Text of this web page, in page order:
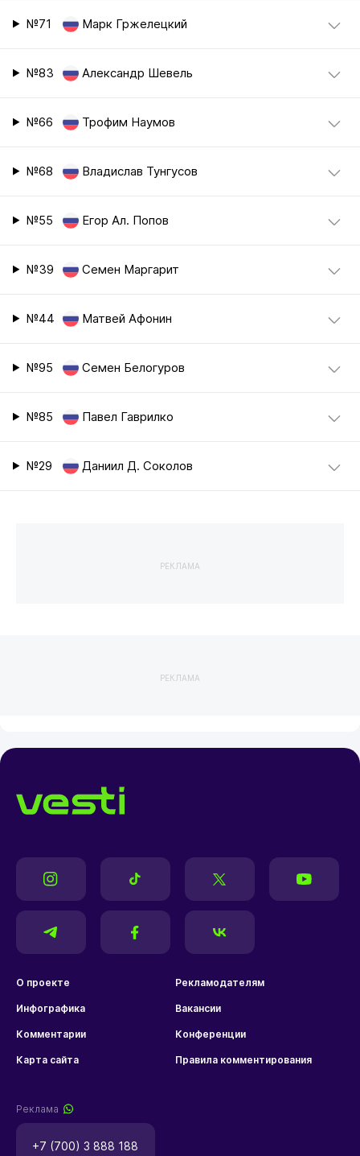
№71 Марк Гржелецкий
№83 Александр Шевель
№66 Трофим Наумов
№68 Владислав Тунгусов
№55 Егор Ал. Попов
№39 Семен Маргарит
№44 Матвей Афонин
№95 Семен Белогуров
№85 Павел Гаврилко
№29 Даниил Д. Соколов
РЕКЛАМА
РЕКЛАМА
О проекте Рекламодателям
Инфографика Вакансии
Комментарии Конференции
Карта сайта Правила комментирования
Реклама
+7 (700) 3 888 188